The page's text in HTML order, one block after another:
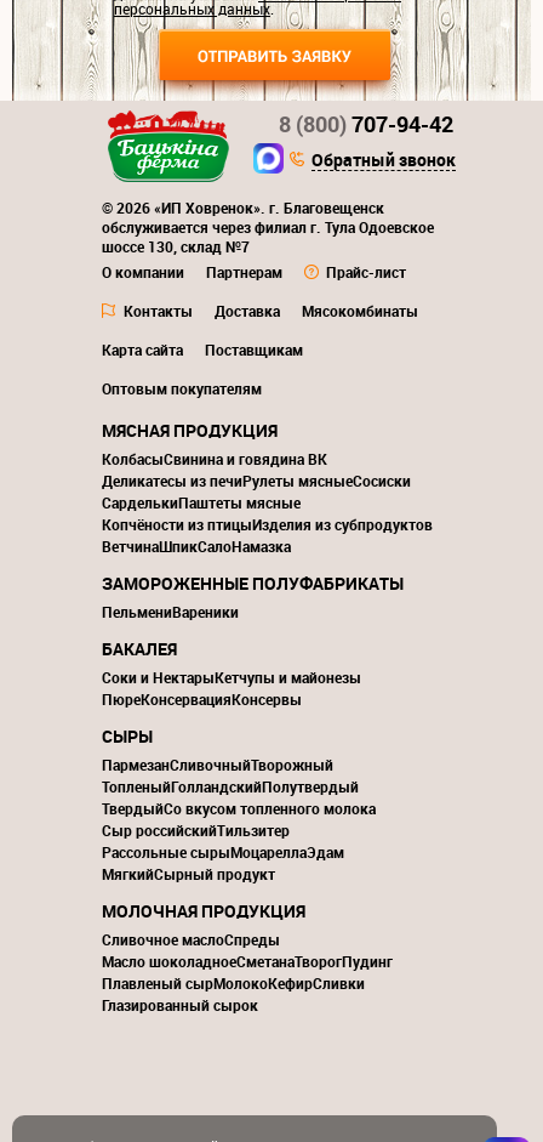
персональных данных.
© 2026 «ИП Ховренок». г. Благовещенск
обслуживается через филиал г. Тула Одоевское
шоссе 130, склад №7
О компании
Партнерам
Прайс-лист
Контакты
Доставка
Мясокомбинаты
Карта сайта
Поставщикам
Оптовым покупателям
8 (800)707-94-42
Обратный звонок
МЯСНАЯ ПРОДУКЦИЯ
КолбасыСвинина и говядина ВК
Деликатесы из печиРулеты мясныеСосиски
СарделькиПаштеты мясные
Копчёности из птицыИзделия из субпродуктов
ВетчинаШпикСалоНамазка
ЗАМОРОЖЕННЫЕ ПОЛУФАБРИКАТЫ
ПельмениВареники
БАКАЛЕЯ
Соки и НектарыКетчупы и майонезы
ПюреКонсервацияКонсервы
СЫРЫ
ПармезанСливочныйТворожный
ТопленыйГолландскийПолутвердый
ТвердыйСо вкусом топленного молока
Сыр российскийТильзитер
Рассольные сырыМоцареллаЭдам
МягкийСырный продукт
МОЛОЧНАЯ ПРОДУКЦИЯ
Сливочное маслоСпреды
Масло шоколадноеСметанаТворогПудинг
Плавленый сырМолокоКефирСливки
Глазированный сырок